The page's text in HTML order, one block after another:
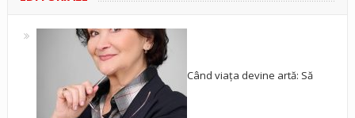
Când viața devine artă: Să